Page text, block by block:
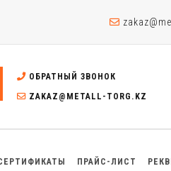
ОБРАТНЫЙ ЗВОНОК
ZAKAZ@METALL-TORG.KZ
ПРАЙС-ЛИСТ